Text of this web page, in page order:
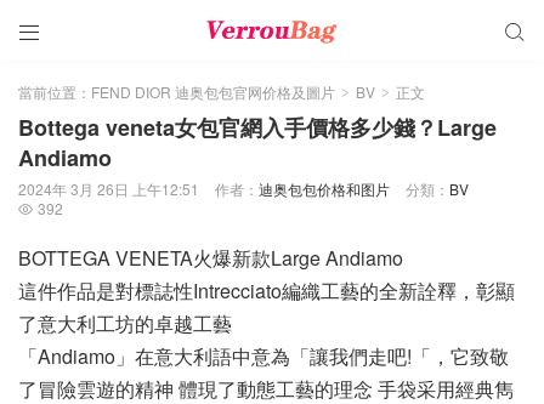
 
當前位置： FEND DIOR 迪奥包包官网价格及圖片 > BV > 正文
Bottega veneta女包官網入手價格多少錢？Large
Andiamo
2024年 3月 26日 上午12:51 作者： 迪奥包包价格和图片 分類： BV
 392
BOTTEGA VENETA火爆新款Large Andiamo
這件作品是對標誌性Intrecciato編織工藝的全新詮釋，彰顯
了意大利工坊的卓越工藝
「Andiamo」在意大利語中意為「讓我們走吧!「，它致敬
了冒險雲遊的精神 體現了動態工藝的理念 手袋采用經典雋